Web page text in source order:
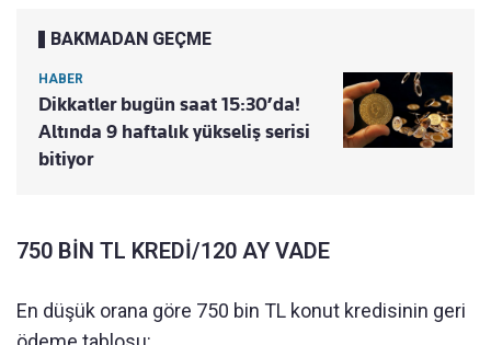
BAKMADAN GEÇME
HABER
Dikkatler bugün saat 15:30’da!
Altında 9 haftalık yükseliş serisi
bitiyor
750 BİN TL KREDİ/120 AY VADE
En düşük orana göre 750 bin TL konut kredisinin geri